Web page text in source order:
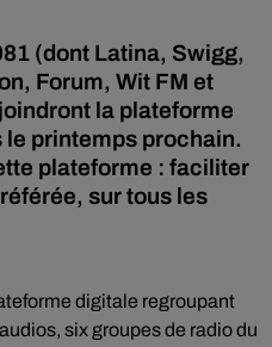
(dont Latina, Swigg,
Forum, Wit FM et
la plateforme
printemps prochain.
plateforme : faciliter
sur tous les
digitale regroupant
six groupes de radio du